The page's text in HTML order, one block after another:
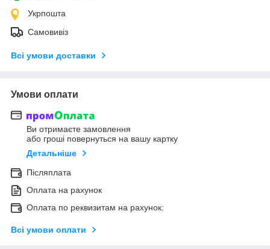
Укрпошта
Самовивіз
Всі умови доставки
Умови оплати
Ви отримаєте замовлення
або гроші повернуться на вашу картку
Детальніше
Післяплата
Оплата на рахунок
Оплата по реквизитам на рахунок:
Всі умови оплати